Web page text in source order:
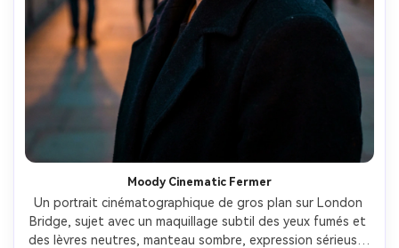
Moody Cinematic Fermer
Un portrait cinématographique de gros plan sur London
Bridge, sujet avec un maquillage subtil des yeux fumés et
des lèvres neutres, manteau sombre, expression sérieuse,